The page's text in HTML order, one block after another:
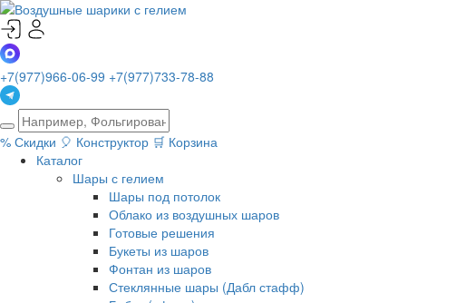
+7(977)966-06-99 +7(977)733-78-88
% Скидки 🎈 Конструктор 🛒 Корзина
Каталог
Шары с гелием
Шары под потолок
Облако из воздушных шаров
Готовые решения
Букеты из шаров
Фонтан из шаров
Стеклянные шары (Дабл стафф)